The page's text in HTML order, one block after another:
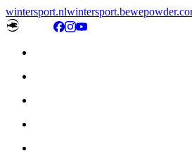
wintersport.nlwintersport.be